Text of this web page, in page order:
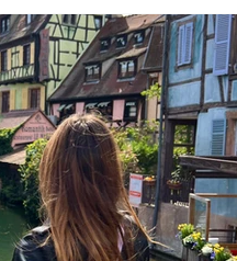
ABRUZZO UMBRIA
SIVIGLIA
PORTOGALLO